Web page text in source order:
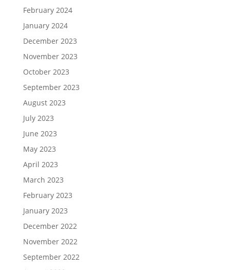
February 2024
January 2024
December 2023
November 2023
October 2023
September 2023
August 2023
July 2023
June 2023
May 2023
April 2023
March 2023
February 2023
January 2023
December 2022
November 2022
September 2022